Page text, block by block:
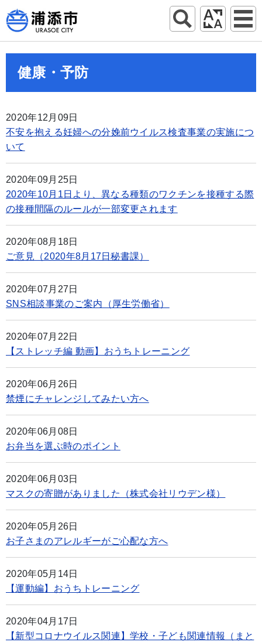
健康・予防
2020年12月09日
不安を抱える妊婦への分娩前ウイルス検査事業の実施につ
いて
2020年09月25日
2020年10月1日より、異なる種類のワクチンを接種する際
の接種間隔のルールが一部変更されます
2020年08月18日
ご意見（2020年8月17日秘書課）
2020年07月27日
SNS相談事業のご案内（厚生労働省）
2020年07月22日
【ストレッチ編 動画】おうちトレーニング
2020年06月26日
禁煙にチャレンジしてみたい方へ
2020年06月08日
お弁当を選ぶ時のポイント
2020年06月03日
マスクの寄贈がありました（株式会社リウデン様）
2020年05月26日
お子さまのアレルギーがご心配な方へ
2020年05月14日
【運動編】おうちトレーニング
2020年04月17日
【新型コロナウイルス関連】学校・子ども関連情報（まと